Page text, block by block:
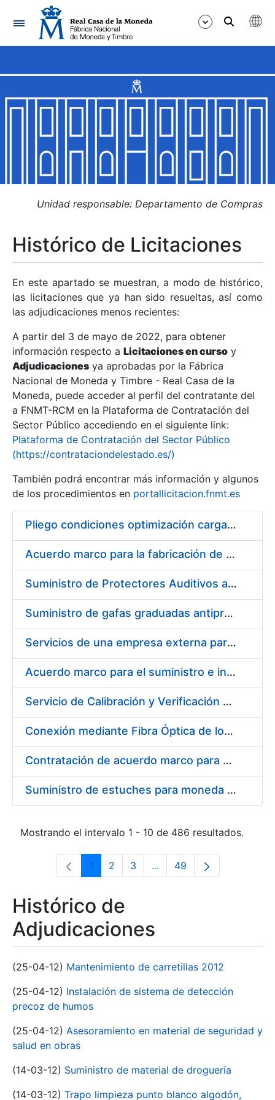
Navegación
Mostrar/Ocultar
Mostrar/Ocultar
Mostrar/Ocultar
Mostrar/Ocultar
Mostrar/Ocultar
Mostrar/Ocultar
Unidad responsable: Departamento de Compras
Histórico de Licitaciones
En este apartado se muestran, a modo de histórico,
las licitaciones que ya han sido resueltas, así como
las adjudicaciones menos recientes:
A partir del 3 de mayo de 2022, para obtener
información respecto a Licitaciones en curso y
Adjudicaciones ya aprobadas por la Fábrica
Nacional de Moneda y Timbre - Real Casa de la
Moneda, puede acceder al perfil del contratante del
a FNMT-RCM en la Plataforma de Contratación del
Sector Público accediendo en el siguiente link:
Plataforma de Contratación del Sector Público
(https://contrataciondelestado.es/)
También podrá encontrar más información y algunos
de los procedimientos en portallicitacion.fnmt.es
Pliego condiciones optimización cargas compras firmado
Acuerdo marco para la fabricación de piezas
Suministro de Protectores Auditivos a medida para las personas trabajadoras de los Centros de Trabajo de Madrid y Burgos
Suministro de gafas graduadas antiproyecciones para los trabajadores de la FNMT-RCM en los centros de trabajo de Madrid y Burgos
Servicios de una empresa externa para el asesoramiento y resolución de los recursos de alzada que se presentan relacionados con procesos de selección para la FNMT-RCM
Acuerdo marco para el suministro e instalación de persianas, estores y otros complementos
Servicio de Calibración y Verificación Externa de los Equipos de Medición del Servicio de Prevención de la FNMT-RCM
Conexión mediante Fibra Óptica de los Centros de Proceso de Datos (CPDs) de las sedes de la FNMT-RCM de Burgos y Madrid
Contratación de acuerdo marco para el Suministro de Material de Electricidad para la Fábrica Nacional de Moneda y Timbre-Real Casa de la Moneda en su centro de trabajo de Burgos
Suministro de estuches para moneda de 30 €
Mostrando el intervalo 1 - 10 de 486 resultados.
Página
1 Página
2 Página
3 ...Páginas intermedias Use
Página
49
Histórico de
Adjudicaciones
(25-04-12) Mantenimiento de carretillas 2012
(25-04-12) Instalación de sistema de detección
precoz de humos
(25-04-12) Asesoramiento en material de seguridad y
salud en obras
(14-03-12) Suministro de material de droguería
(14-03-12) Trapo limpieza punto blanco algodón,